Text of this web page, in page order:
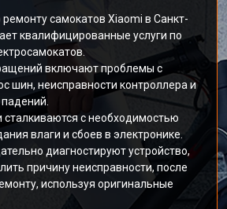
самокатов Xiaomi в Санкт-
квалифицированные услуги по
включают проблемы с
шин, неисправности контроллера и
сталкиваются с необходимостью
влаги и сбоев в электронике.
диагностируют устройство,
причину неисправности, после
используя оригинальные